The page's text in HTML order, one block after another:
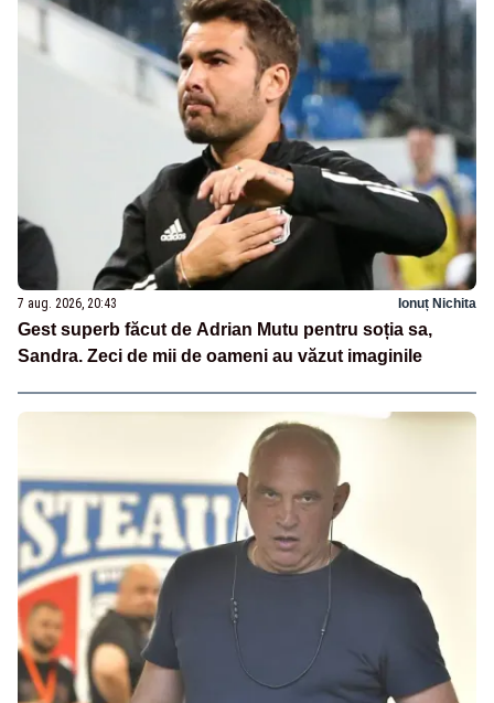
7 aug. 2026, 20:43 Ionuț Nichita
Gest superb făcut de Adrian Mutu pentru soția sa,
Sandra. Zeci de mii de oameni au văzut imaginile